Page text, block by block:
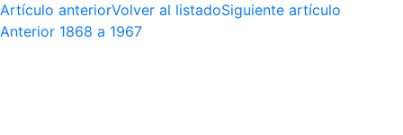
Artículo anteriorVolver al listadoSiguiente artículo
Anterior 1868 a 1967